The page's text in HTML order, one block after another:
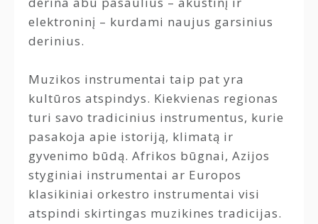
elektroninį – kurdami naujus garsinius
derinius.
Muzikos instrumentai taip pat yra
kultūros atspindys. Kiekvienas regionas
turi savo tradicinius instrumentus, kurie
pasakoja apie istoriją, klimatą ir
gyvenimo būdą. Afrikos būgnai, Azijos
styginiai instrumentai ar Europos
klasikiniai orkestro instrumentai visi
atspindi skirtingas muzikines tradicijas.